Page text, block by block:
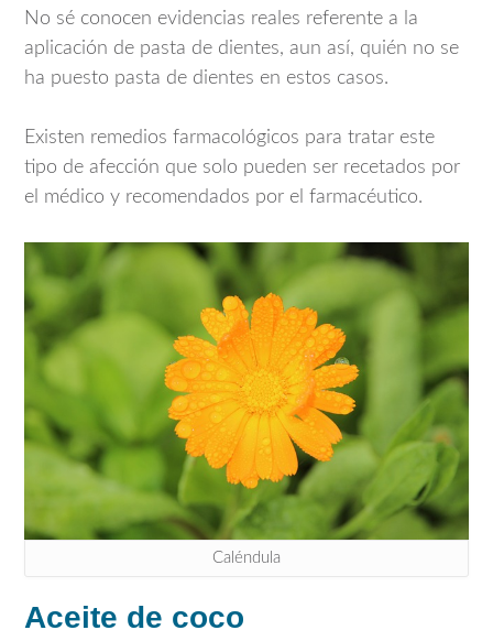
No sé conocen evidencias reales referente a la
aplicación de pasta de dientes, aun así, quién no se
ha puesto pasta de dientes en estos casos.
Existen remedios farmacológicos para tratar este
tipo de afección que solo pueden ser recetados por
el médico y recomendados por el farmacéutico.
Caléndula
Aceite de coco